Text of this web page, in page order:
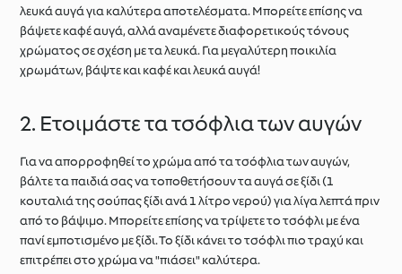
λευκά αυγά για καλύτερα αποτελέσματα. Μπορείτε επίσης να
βάψετε καφέ αυγά, αλλά αναμένετε διαφορετικούς τόνους
χρώματος σε σχέση με τα λευκά. Για μεγαλύτερη ποικιλία
χρωμάτων, βάψτε και καφέ και λευκά αυγά!
2. Ετοιμάστε τα τσόφλια των αυγών
Για να απορροφηθεί το χρώμα από τα τσόφλια των αυγών,
βάλτε τα παιδιά σας να τοποθετήσουν τα αυγά σε ξίδι (1
κουταλιά της σούπας ξίδι ανά 1 λίτρο νερού) για λίγα λεπτά πριν
από το βάψιμο. Μπορείτε επίσης να τρίψετε το τσόφλι με ένα
πανί εμποτισμένο με ξίδι. Το ξίδι κάνει το τσόφλι πιο τραχύ και
επιτρέπει στο χρώμα να "πιάσει" καλύτερα.